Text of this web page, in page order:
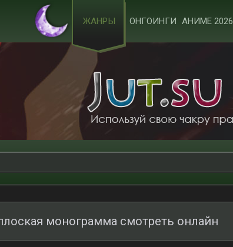
ЖАНРЫ ОНГОИНГИ АНИМЕ 2026
монограмма смотреть онлайн